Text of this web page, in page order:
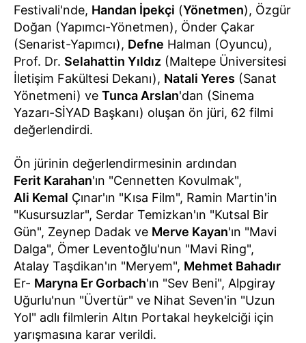
Festivali'nde, Handan İpekçi (Yönetmen), Özgür
Doğan (Yapımcı-Yönetmen), Önder Çakar
(Senarist-Yapımcı), Defne Halman (Oyuncu),
Prof. Dr. Selahattin Yıldız (Maltepe Üniversitesi
İletişim Fakültesi Dekanı), Natali Yeres (Sanat
Yönetmeni) ve Tunca Arslan'dan (Sinema
Yazarı-SİYAD Başkanı) oluşan ön jüri, 62 filmi
değerlendirdi.
Ön jürinin değerlendirmesinin ardından
Ferit Karahan'ın "Cennetten Kovulmak",
Ali Kemal Çınar'ın "Kısa Film", Ramin Martin'in
"Kusursuzlar", Serdar Temizkan'ın "Kutsal Bir
Gün", Zeynep Dadak ve Merve Kayan'ın "Mavi
Dalga", Ömer Leventoğlu'nun "Mavi Ring",
Atalay Taşdikan'ın "Meryem", Mehmet Bahadır
Er- Maryna Er Gorbach'ın "Sev Beni", Alpgiray
Uğurlu'nun "Üvertür" ve Nihat Seven'in "Uzun
Yol" adlı filmlerin Altın Portakal heykelciği için
yarışmasına karar verildi.